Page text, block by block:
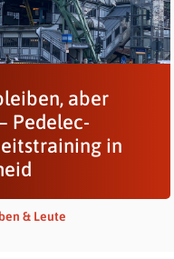
aber
Pedelec-
in
& Leute